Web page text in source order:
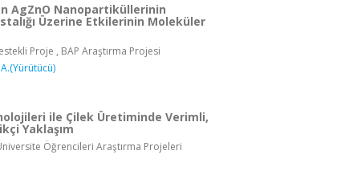
AgZnO Nanopartiküllerinin
Üzerine Etkilerinin Moleküler
Proje , BAP Araştırma Projesi
ile Çilek Üretiminde Verimli,
Yaklaşım
Öğrencileri Araştırma Projeleri